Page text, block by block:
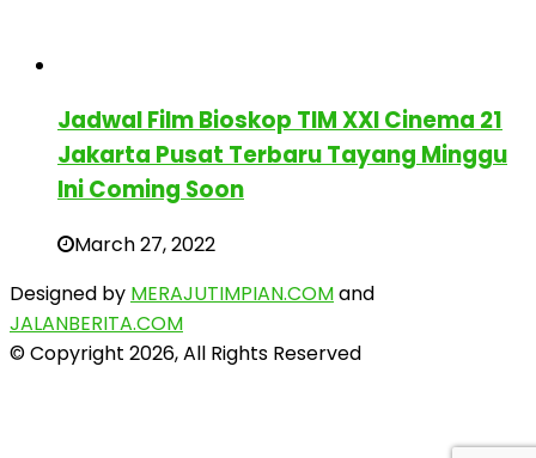
Jadwal Film Bioskop TIM XXI Cinema 21
Jakarta Pusat Terbaru Tayang Minggu
Ini Coming Soon
March 27, 2022
Designed by MERAJUTIMPIAN.COMand
JALANBERITA.COM
© Copyright 2026, All Rights Reserved